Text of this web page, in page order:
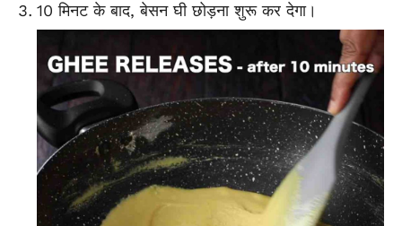
10 मिनट के बाद, बेसन घी छोड़ना शुरू कर देगा।